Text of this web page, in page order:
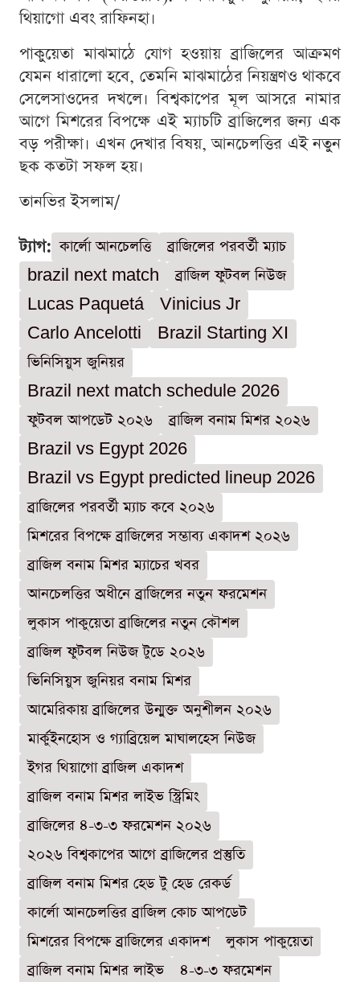
থিয়াগো এবং রাফিনহা।
পাকুয়েতা মাঝমাঠে যোগ হওয়ায় ব্রাজিলের আক্রমণ
যেমন ধারালো হবে, তেমনি মাঝমাঠের নিয়ন্ত্রণও থাকবে
সেলেসাওদের দখলে। বিশ্বকাপের মূল আসরে নামার
আগে মিশরের বিপক্ষে এই ম্যাচটি ব্রাজিলের জন্য এক
বড় পরীক্ষা। এখন দেখার বিষয়, আনচেলত্তির এই নতুন
ছক কতটা সফল হয়।
তানভির ইসলাম/
ট্যাগ: কার্লো আনচেলত্তি
ব্রাজিলের পরবর্তী ম্যাচ
brazil next match
ব্রাজিল ফুটবল নিউজ
Lucas Paquetá
Vinicius Jr
Carlo Ancelotti
Brazil Starting XI
ভিনিসিয়ুস জুনিয়র
Brazil next match schedule 2026
ফুটবল আপডেট ২০২৬
ব্রাজিল বনাম মিশর ২০২৬
Brazil vs Egypt 2026
Brazil vs Egypt predicted lineup 2026
ব্রাজিলের পরবর্তী ম্যাচ কবে ২০২৬
মিশরের বিপক্ষে ব্রাজিলের সম্ভাব্য একাদশ ২০২৬
ব্রাজিল বনাম মিশর ম্যাচের খবর
আনচেলত্তির অধীনে ব্রাজিলের নতুন ফরমেশন
লুকাস পাকুয়েতা ব্রাজিলের নতুন কৌশল
ব্রাজিল ফুটবল নিউজ টুডে ২০২৬
ভিনিসিয়ুস জুনিয়র বনাম মিশর
আমেরিকায় ব্রাজিলের উন্মুক্ত অনুশীলন ২০২৬
মার্কুইনহোস ও গ্যাব্রিয়েল মাঘালহেস নিউজ
ইগর থিয়াগো ব্রাজিল একাদশ
ব্রাজিল বনাম মিশর লাইভ স্ট্রিমিং
ব্রাজিলের ৪-৩-৩ ফরমেশন ২০২৬
২০২৬ বিশ্বকাপের আগে ব্রাজিলের প্রস্তুতি
ব্রাজিল বনাম মিশর হেড টু হেড রেকর্ড
কার্লো আনচেলত্তির ব্রাজিল কোচ আপডেট
মিশরের বিপক্ষে ব্রাজিলের একাদশ
লুকাস পাকুয়েতা
ব্রাজিল বনাম মিশর লাইভ
৪-৩-৩ ফরমেশন